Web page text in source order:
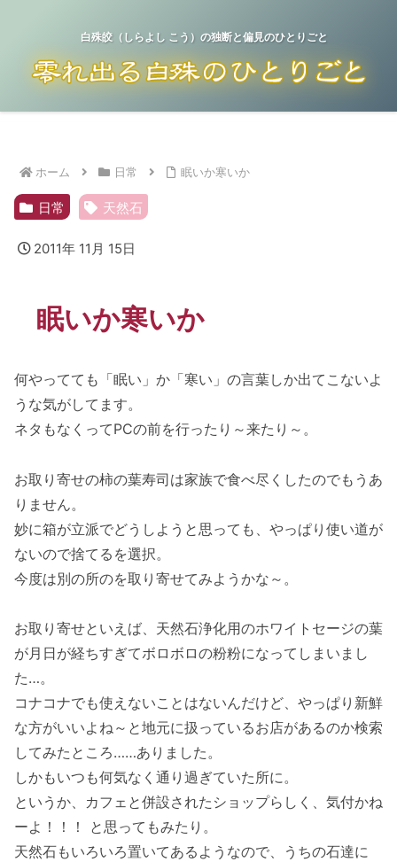
白殊皎（しらよし こう）の独断と偏見のひとりごと
ホーム 日常 眠いか寒いか
日常 天然石
2011年 11月 15日
眠いか寒いか
何やってても「眠い」か「寒い」の言葉しか出てこないよ
うな気がしてます。
ネタもなくってPCの前を行ったり～来たり～。
お取り寄せの柿の葉寿司は家族で食べ尽くしたのでもうあ
りません。
妙に箱が立派でどうしようと思っても、やっぱり使い道が
ないので捨てるを選択。
今度は別の所のを取り寄せてみようかな～。
お取り寄せといえば、天然石浄化用のホワイトセージの葉
が月日が経ちすぎてボロボロの粉粉になってしまいまし
た…。
コナコナでも使えないことはないんだけど、やっぱり新鮮
な方がいいよね～と地元に扱っているお店があるのか検索
してみたところ……ありました。
しかもいつも何気なく通り過ぎていた所に。
というか、カフェと併設されたショップらしく、気付かね
ーよ！！！ と思ってもみたり。
天然石もいろいろ置いてあるようなので、うちの石達に